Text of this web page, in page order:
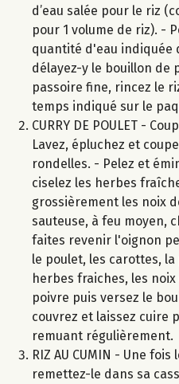
d’eau salée pour le riz
pour 1 volume de riz). -
quantité d'eau indiquée
délayez-y le bouillon de
passoire fine, rincez le
temps indiqué sur le
CURRY DE POULET -
Lavez, épluchez et
rondelles. - Pelez et
ciselez les herbes
grossièrement les noix
sauteuse, à feu moyen,
faites revenir l'oignon
le poulet, les carottes,
herbes fraiches, les
poivre puis versez le
couvrez et laissez cuire
remuant régulièrement.
RIZ AU CUMIN - Une
remettez-le dans sa